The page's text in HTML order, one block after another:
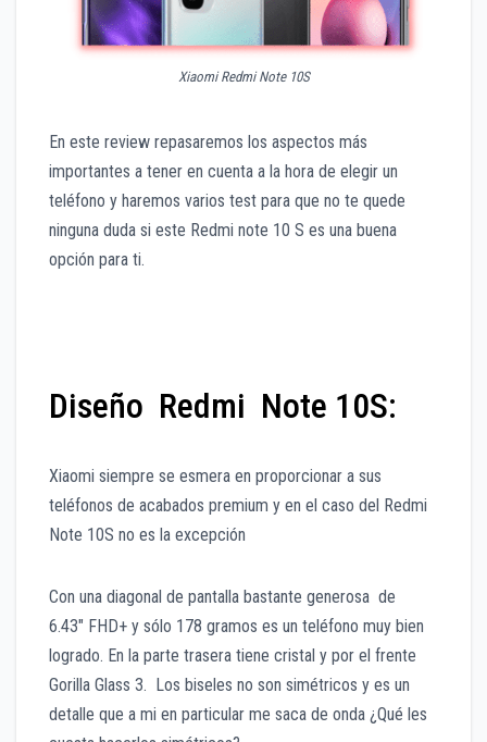
Xiaomi Redmi Note 10S
En este review repasaremos los aspectos más
importantes a tener en cuenta a la hora de elegir un
teléfono y haremos varios test para que no te quede
ninguna duda si este Redmi note 10 S es una buena
opción para ti.
Diseño Redmi Note 10S:
Xiaomi siempre se esmera en proporcionar a sus
teléfonos de acabados premium y en el caso del Redmi
Note 10S no es la excepción
Con una diagonal de pantalla bastante generosa de
6.43″ FHD+ y sólo 178 gramos es un teléfono muy bien
logrado. En la parte trasera tiene cristal y por el frente
Gorilla Glass 3. Los biseles no son simétricos y es un
detalle que a mi en particular me saca de onda ¿Qué les